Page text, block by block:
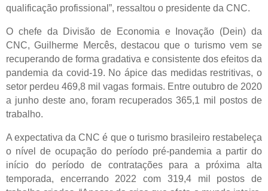
qualificação profissional”, ressaltou o presidente da CNC.
O chefe da Divisão de Economia e Inovação (Dein) da
CNC, Guilherme Mercês, destacou que o turismo vem se
recuperando de forma gradativa e consistente dos efeitos da
pandemia da covid-19. No ápice das medidas restritivas, o
setor perdeu 469,8 mil vagas formais. Entre outubro de 2020
a junho deste ano, foram recuperados 365,1 mil postos de
trabalho.
A expectativa da CNC é que o turismo brasileiro restabeleça
o nível de ocupação do período pré-pandemia a partir do
início do período de contratações para a próxima alta
temporada, encerrando 2022 com 319,4 mil postos de